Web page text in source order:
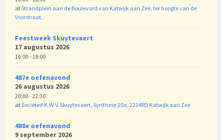
atStrandplein aan de Boulevard van Katwijk aan Zee, ter hoogte van de
Voorstraat.
Feestweek Skuytevaert
17 augustus 2026
16:00 - 18:00
487e oefenavond
26 augustus 2026
20:00 - 22:30
atSociëteit K.W.V. Skuytevaert, Synthese 20a, 2224RD Katwijk aan Zee
488e oefenavond
9 september 2026